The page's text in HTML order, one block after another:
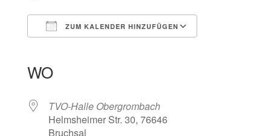
ZUM KALENDER HINZUFÜGEN
WO
TVO-Halle Obergrombach
Helmsheimer Str. 30, 76646
Bruchsal